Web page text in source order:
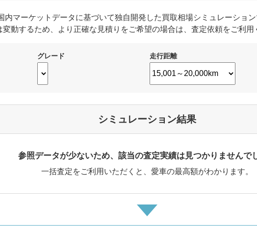
内マーケットデータに基づいて独自開発した買取相場シミュレーショ
動するため、より正確な見積りをご希望の場合は、査定依頼をご利用
グレード 走行距離
シミュレーション結果
参照データが少ないため、該当の査定実績は見つかりませんで
一括査定をご利用いただくと、愛車の最高額がわかります。